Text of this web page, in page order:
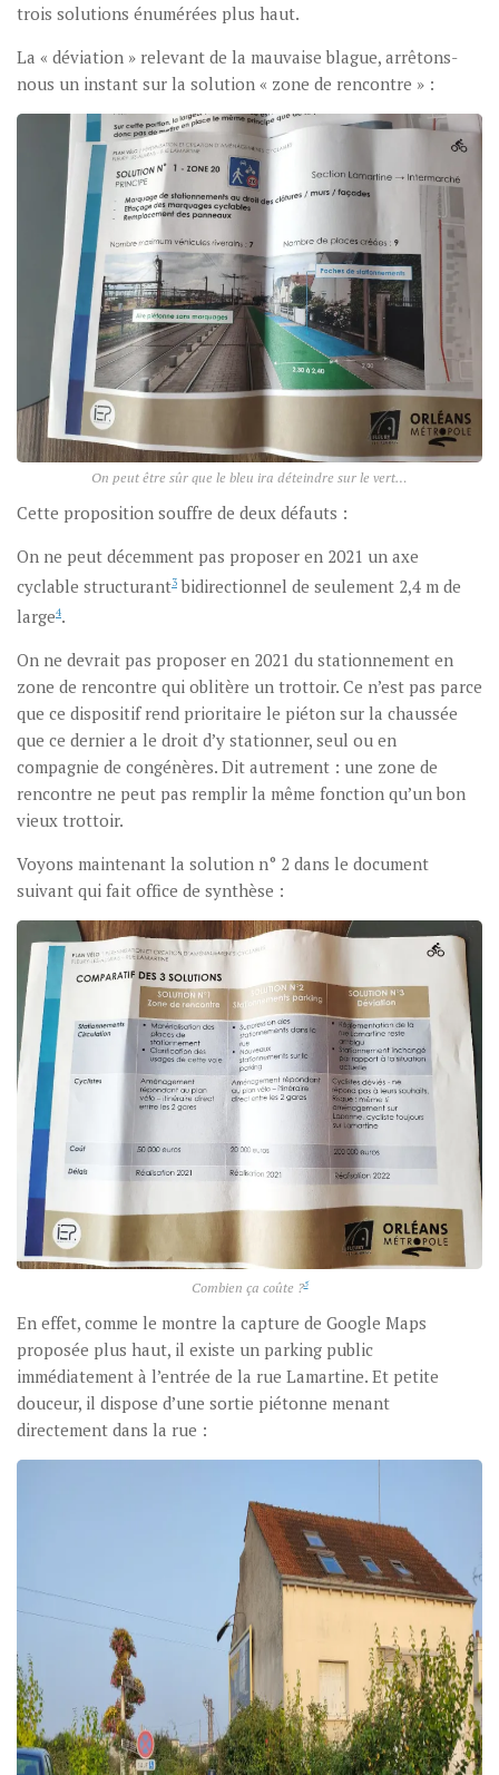
trois solutions énumérées plus haut.
La « déviation » relevant de la mauvaise blague, arrêtons-
nous un instant sur la solution « zone de rencontre » :
On peut être sûr que le bleu ira déteindre sur le vert…
Cette proposition souffre de deux défauts :
On ne peut décemment pas proposer en 2021 un axe
cyclable structurant3 bidirectionnel de seulement 2,4 m de
large4.
On ne devrait pas proposer en 2021 du stationnement en
zone de rencontre qui oblitère un trottoir. Ce n’est pas parce
que ce dispositif rend prioritaire le piéton sur la chaussée
que ce dernier a le droit d’y stationner, seul ou en
compagnie de congénères. Dit autrement : une zone de
rencontre ne peut pas remplir la même fonction qu’un bon
vieux trottoir.
Voyons maintenant la solution n° 2 dans le document
suivant qui fait office de synthèse :
Combien ça coûte ?5
En effet, comme le montre la capture de Google Maps
proposée plus haut, il existe un parking public
immédiatement à l’entrée de la rue Lamartine. Et petite
douceur, il dispose d’une sortie piétonne menant
directement dans la rue :